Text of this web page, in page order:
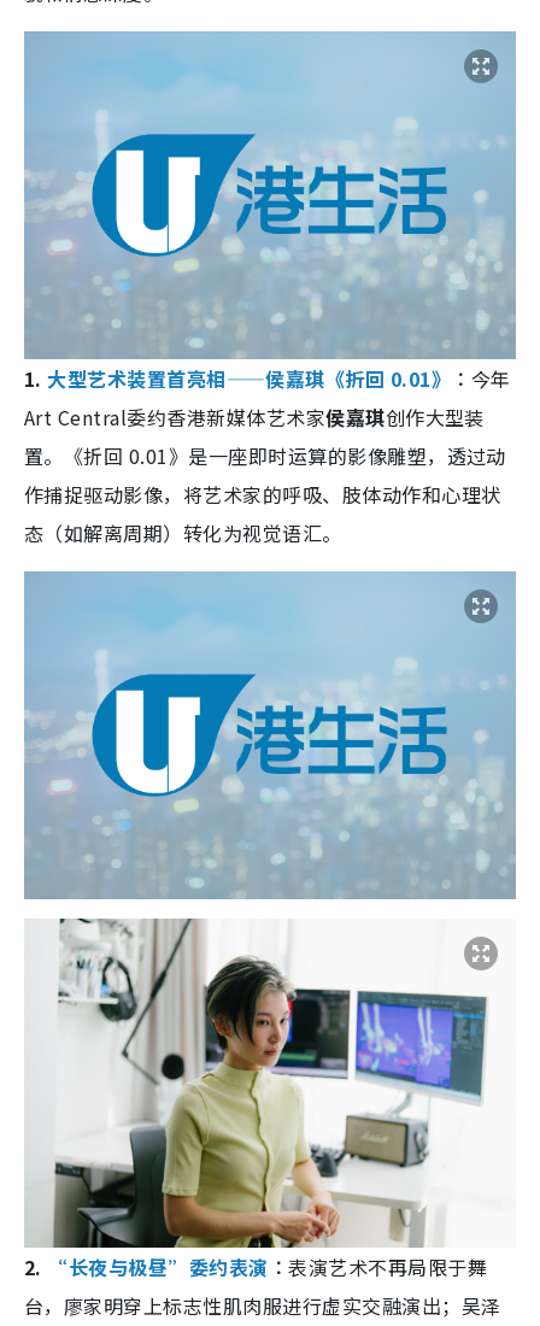
1.大型艺术装置首亮相——侯嘉琪《折回 0.01》 ︰ 今年
Art Central委约香港新媒体艺术家侯嘉琪创作大型装
置。《折回 0.01》是一座即时运算的影像雕塑，透过动
作捕捉驱动影像，将艺术家的呼吸、肢体动作和心理状
态（如解离周期）转化为视觉语汇。
2. “长夜与极昼”委约表演 ︰表演艺术不再局限于舞
台，廖家明穿上标志性肌肉服进行虚实交融演出；吴泽